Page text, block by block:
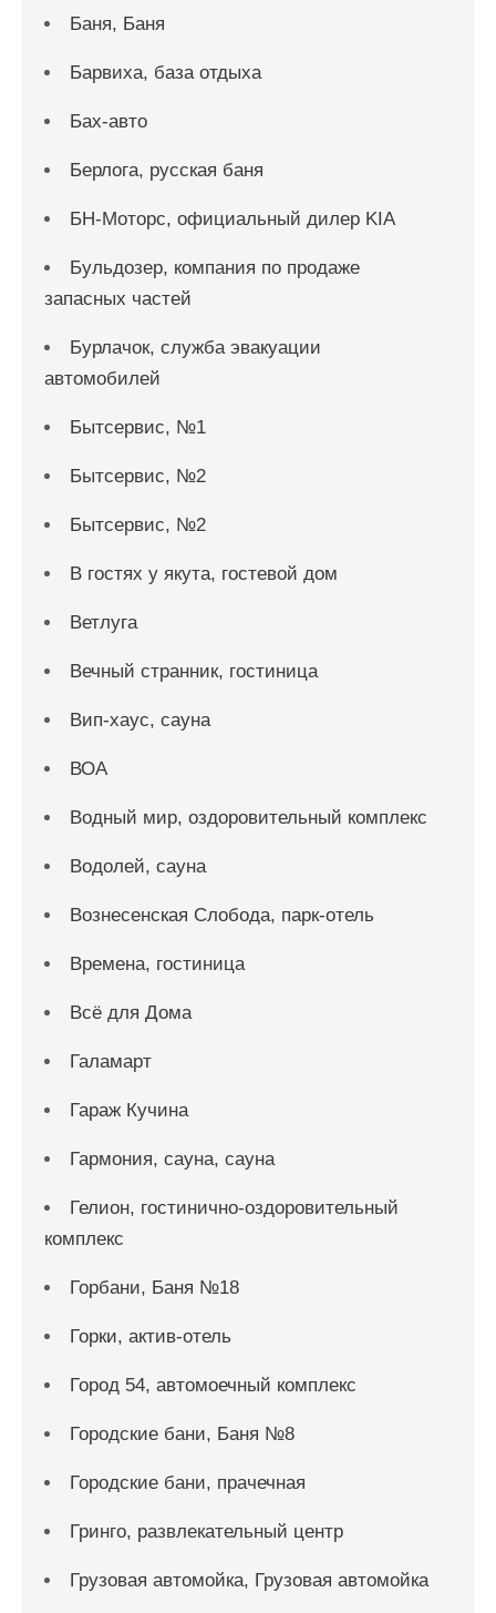
Баня, Баня
Барвиха, база отдыха
Бах-авто
Берлога, русская баня
БН-Моторс, официальный дилер KIA
Бульдозер, компания по продаже
запасных частей
Бурлачок, служба эвакуации
автомобилей
Бытсервис, №1
Бытсервис, №2
Бытсервис, №2
В гостях у якута, гостевой дом
Ветлуга
Вечный странник, гостиница
Вип-хаус, сауна
ВОА
Водный мир, оздоровительный комплекс
Водолей, сауна
Вознесенская Слобода, парк-отель
Времена, гостиница
Всё для Дома
Галамарт
Гараж Кучина
Гармония, сауна, сауна
Гелион, гостинично-оздоровительный
комплекс
Горбани, Баня №18
Горки, актив-отель
Город 54, автомоечный комплекс
Городские бани, Баня №8
Городские бани, прачечная
Гринго, развлекательный центр
Грузовая автомойка, Грузовая автомойка